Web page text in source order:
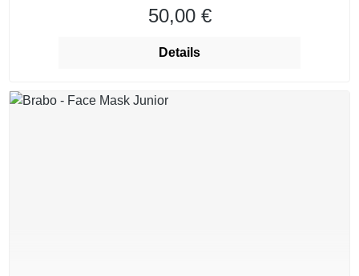
Regulärer Preis:
50,00 €
Details